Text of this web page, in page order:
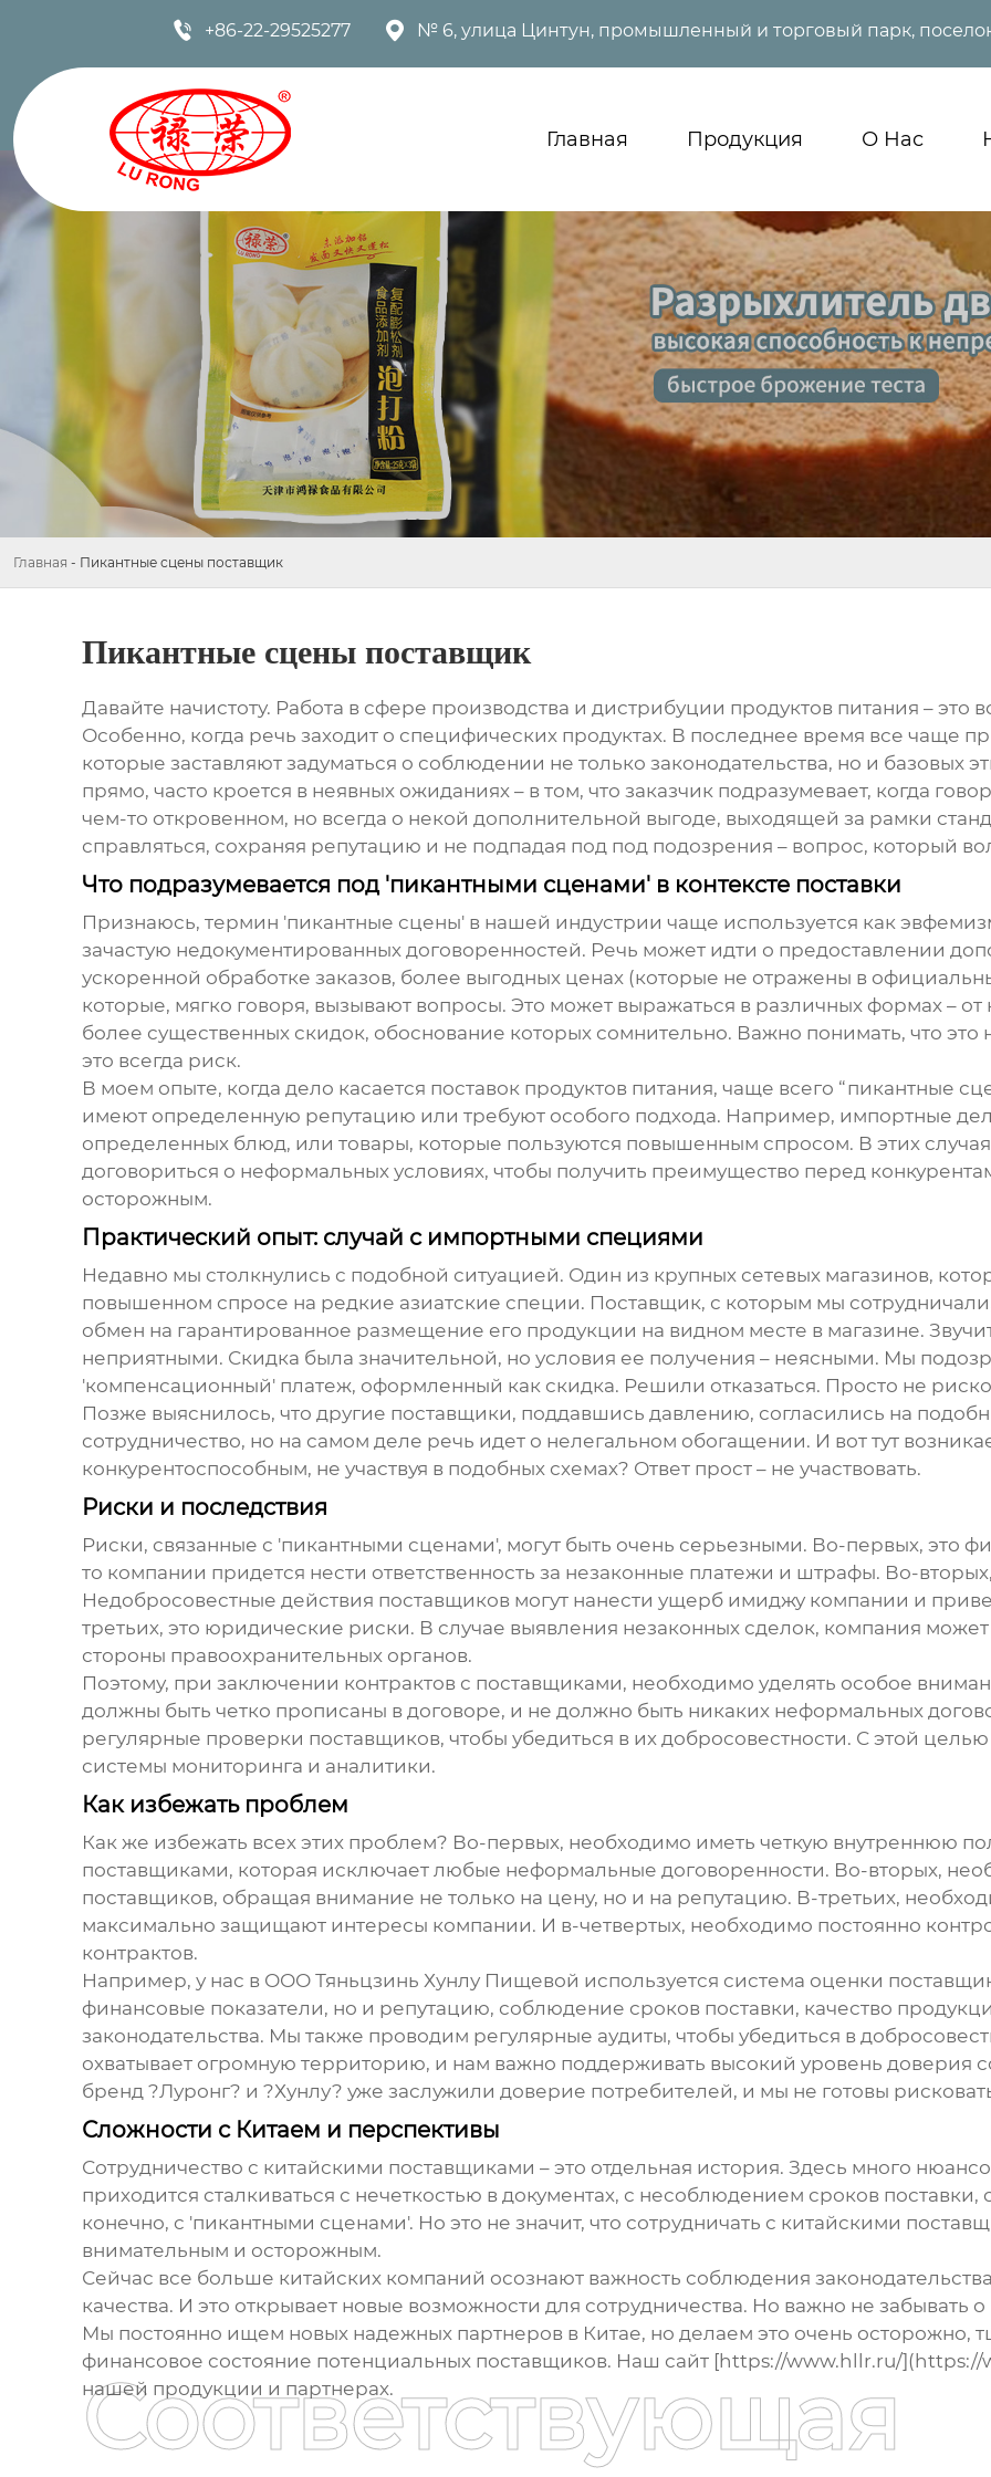
 +86-22-29525277  № 6, улица Цинтун, промышленный и торговый парк,
Главная Продукция О Нас
Главная - Пикантные сцены поставщик
Пикантные сцены поставщик
Давайте начистоту. Работа в сфере производства и дистрибуции продуктов питания – это
Особенно, когда речь заходит о специфических продуктах. В последнее время все чаще
которые заставляют задуматься о соблюдении не только законодательства, но и базовых
прямо, часто кроется в неявных ожиданиях – в том, что заказчик подразумевает, когда
чем-то откровенном, но всегда о некой дополнительной выгоде, выходящей за рамки
справляться, сохраняя репутацию и не подпадая под под подозрения – вопрос, который
Что подразумевается под 'пикантными сценами' в контексте поставки
Признаюсь, термин 'пикантные сцены' в нашей индустрии чаще используется как
зачастую недокументированных договоренностей. Речь может идти о предоставлении
ускоренной обработке заказов, более выгодных ценах (которые не отражены в
которые, мягко говоря, вызывают вопросы. Это может выражаться в различных формах –
более существенных скидок, обоснование которых сомнительно. Важно понимать, что это
это всегда риск.
В моем опыте, когда дело касается поставок продуктов питания, чаще всего “пикантные
имеют определенную репутацию или требуют особого подхода. Например, импортные
определенных блюд, или товары, которые пользуются повышенным спросом. В этих
договориться о неформальных условиях, чтобы получить преимущество перед
осторожным.
Практический опыт: случай с импортными специями
Недавно мы столкнулись с подобной ситуацией. Один из крупных сетевых магазинов,
повышенном спросе на редкие азиатские специи. Поставщик, с которым мы
обмен на гарантированное размещение его продукции на видном месте в магазине.
неприятными. Скидка была значительной, но условия ее получения – неясными. Мы
'компенсационный' платеж, оформленный как скидка. Решили отказаться. Просто не
Позже выяснилось, что другие поставщики, поддавшись давлению, согласились на
сотрудничество, но на самом деле речь идет о нелегальном обогащении. И вот тут
конкурентоспособным, не участвуя в подобных схемах? Ответ прост – не участвовать.
Риски и последствия
Риски, связанные с 'пикантными сценами', могут быть очень серьезными. Во-первых, это
то компании придется нести ответственность за незаконные платежи и штрафы. Во-
Недобросовестные действия поставщиков могут нанести ущерб имиджу компании и
третьих, это юридические риски. В случае выявления незаконных сделок, компания
стороны правоохранительных органов.
Поэтому, при заключении контрактов с поставщиками, необходимо уделять особое
должны быть четко прописаны в договоре, и не должно быть никаких неформальных
регулярные проверки поставщиков, чтобы убедиться в их добросовестности. С этой
системы мониторинга и аналитики.
Как избежать проблем
Как же избежать всех этих проблем? Во-первых, необходимо иметь четкую внутреннюю
поставщиками, которая исключает любые неформальные договоренности. Во-вторых,
поставщиков, обращая внимание не только на цену, но и на репутацию. В-третьих,
максимально защищают интересы компании. И в-четвертых, необходимо постоянно
контрактов.
Например, у нас в ООО Тяньцзинь Хунлу Пищевой используется система оценки
финансовые показатели, но и репутацию, соблюдение сроков поставки, качество
законодательства. Мы также проводим регулярные аудиты, чтобы убедиться в
охватывает огромную территорию, и нам важно поддерживать высокий уровень доверия
бренд ?Луронг? и ?Хунлу? уже заслужили доверие потребителей, и мы не готовы
Сложности с Китаем и перспективы
Сотрудничество с китайскими поставщиками – это отдельная история. Здесь много
приходится сталкиваться с нечеткостью в документах, с несоблюдением сроков
конечно, с 'пикантными сценами'. Но это не значит, что сотрудничать с китайскими
внимательным и осторожным.
Сейчас все больше китайских компаний осознают важность соблюдения
качества. И это открывает новые возможности для сотрудничества. Но важно не забывать
Мы постоянно ищем новых надежных партнеров в Китае, но делаем это очень осторожно,
финансовое состояние потенциальных поставщиков. Наш сайт [https://www.hllr.ru/
нашей продукции и партнерах.
Соответствующая